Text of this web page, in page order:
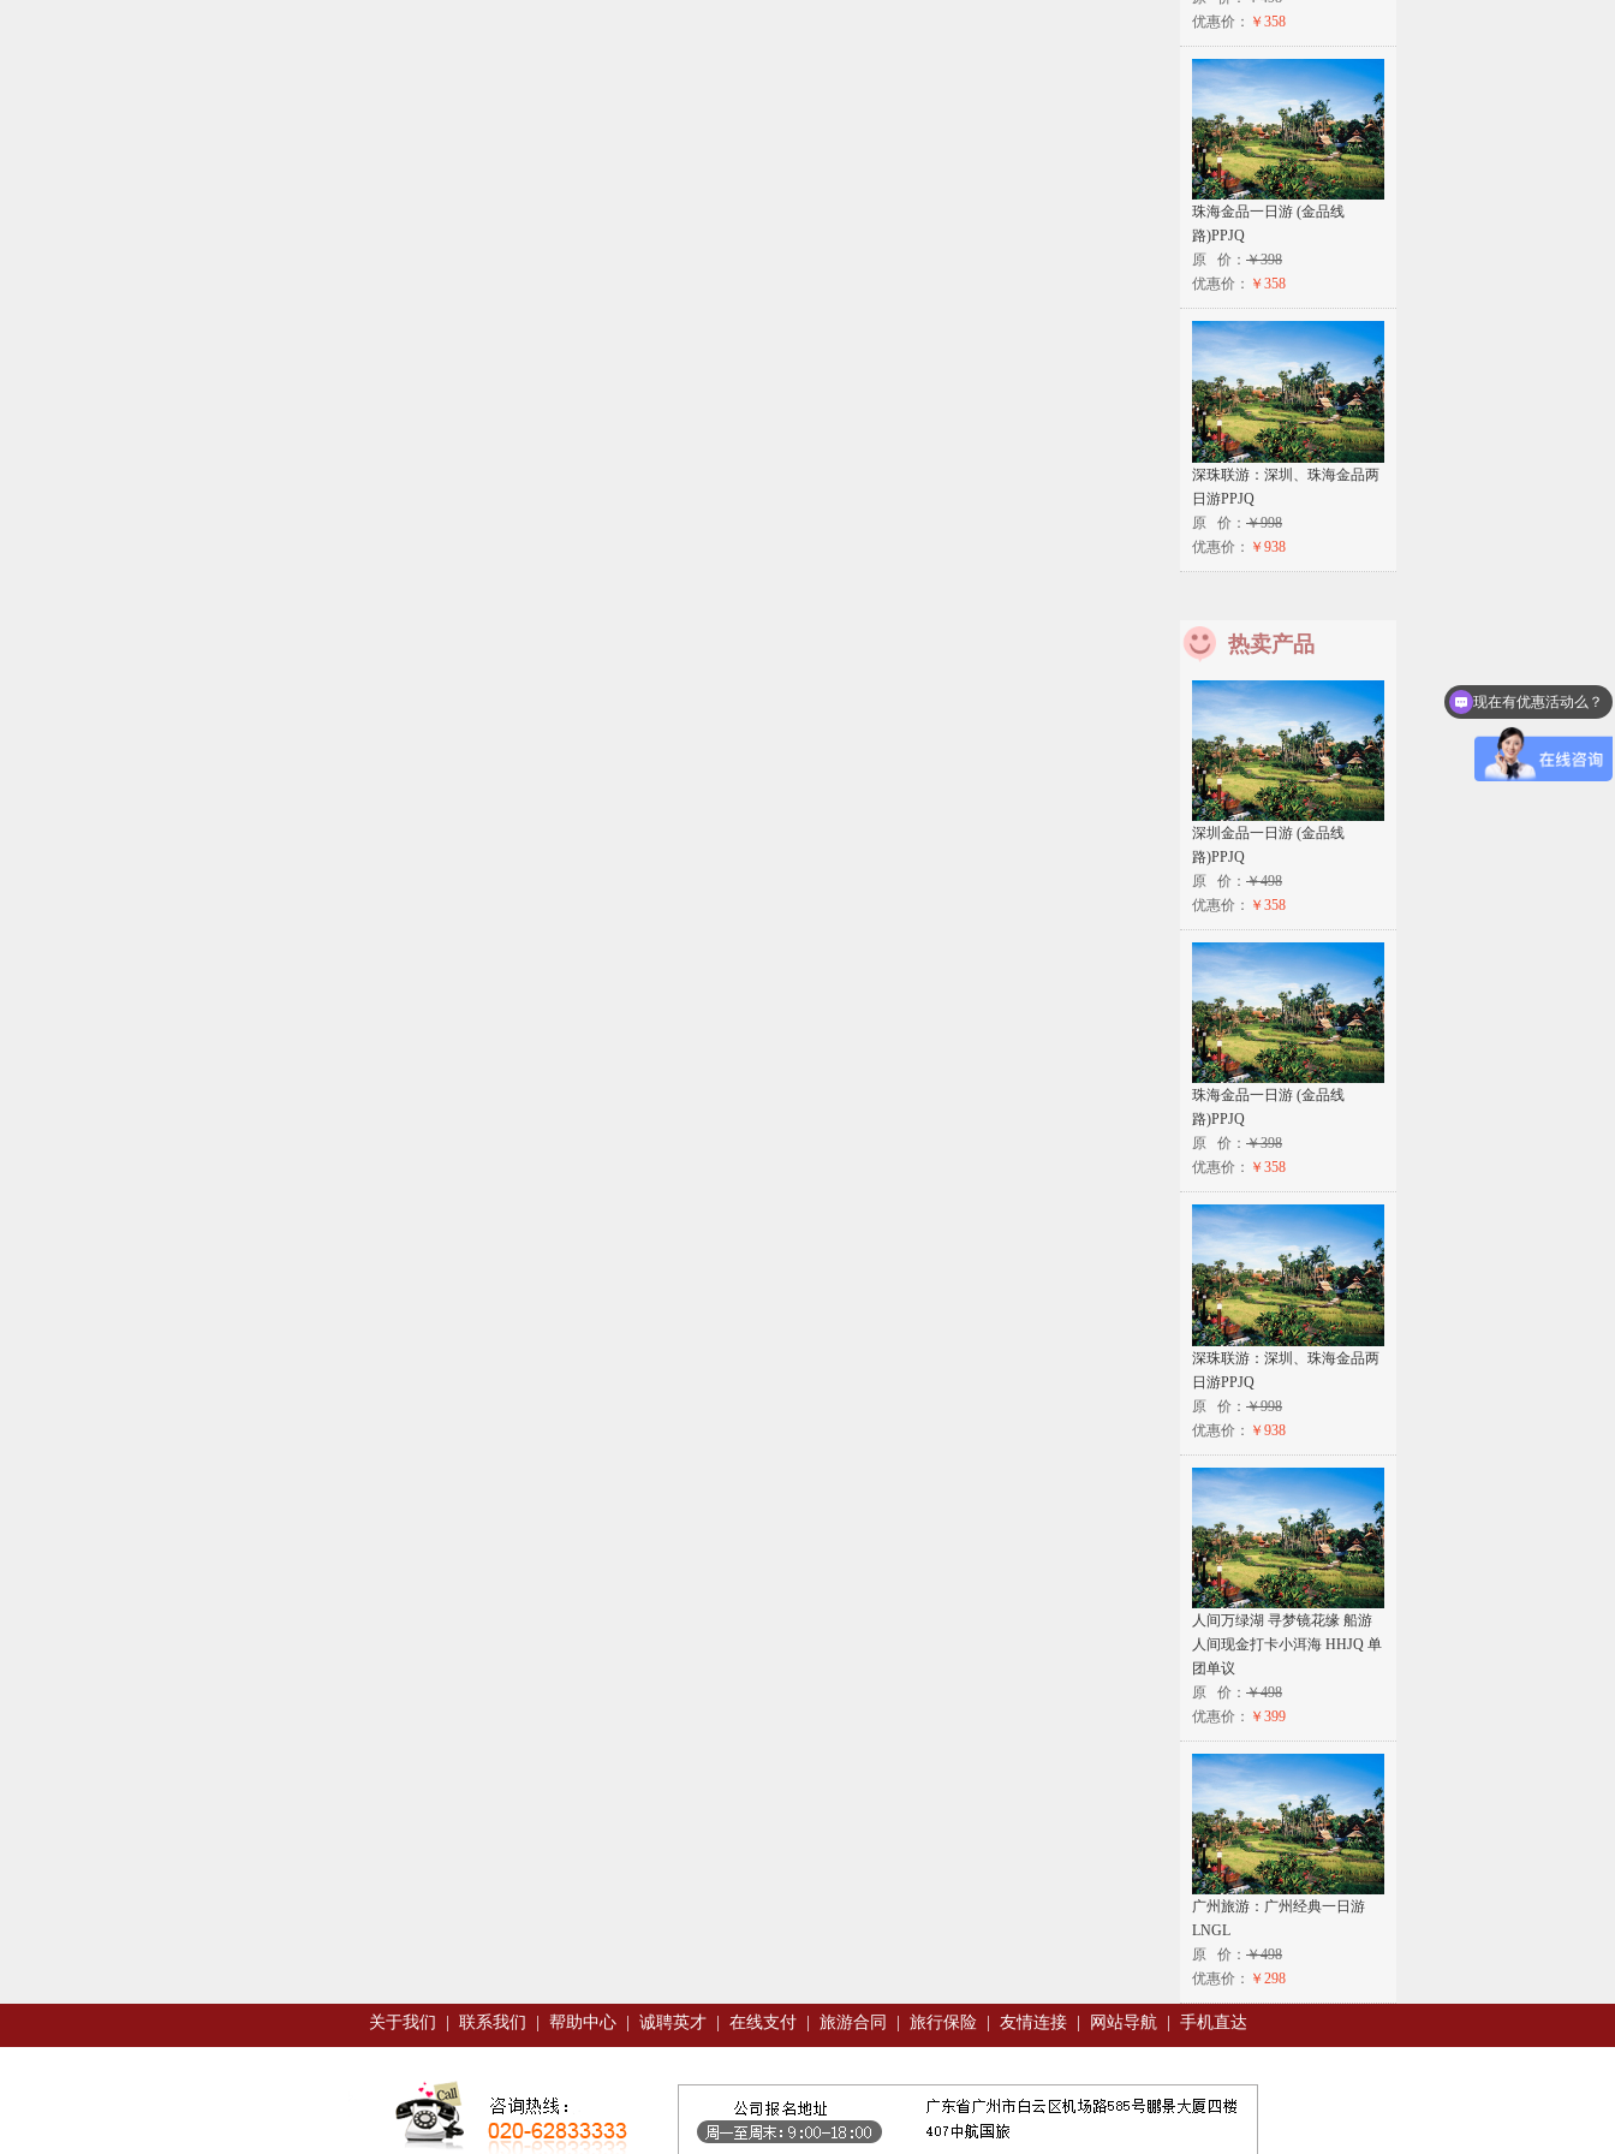
优惠价： ￥358
珠海金品一日游 (金品线
路)PPJQ
原 价： ￥398
优惠价： ￥358
深珠联游：深圳、珠海金品两
日游PPJQ
原 价： ￥998
优惠价： ￥938
热卖产品
深圳金品一日游 (金品线
路)PPJQ
原 价： ￥498
优惠价： ￥358
珠海金品一日游 (金品线
路)PPJQ
原 价： ￥398
优惠价： ￥358
深珠联游：深圳、珠海金品两
日游PPJQ
原 价： ￥998
优惠价： ￥938
人间万绿湖 寻梦镜花缘 船游
人间现金打卡小洱海 HHJQ 单
团单议
原 价： ￥498
优惠价： ￥399
广州旅游：广州经典一日游
LNGL
原 价： ￥498
优惠价： ￥298
关于我们 联系我们 帮助中心 诚聘英才 在线支付 旅游合同 旅行保险 友情连接 网站导航 手机直达
现在有优惠活动么？